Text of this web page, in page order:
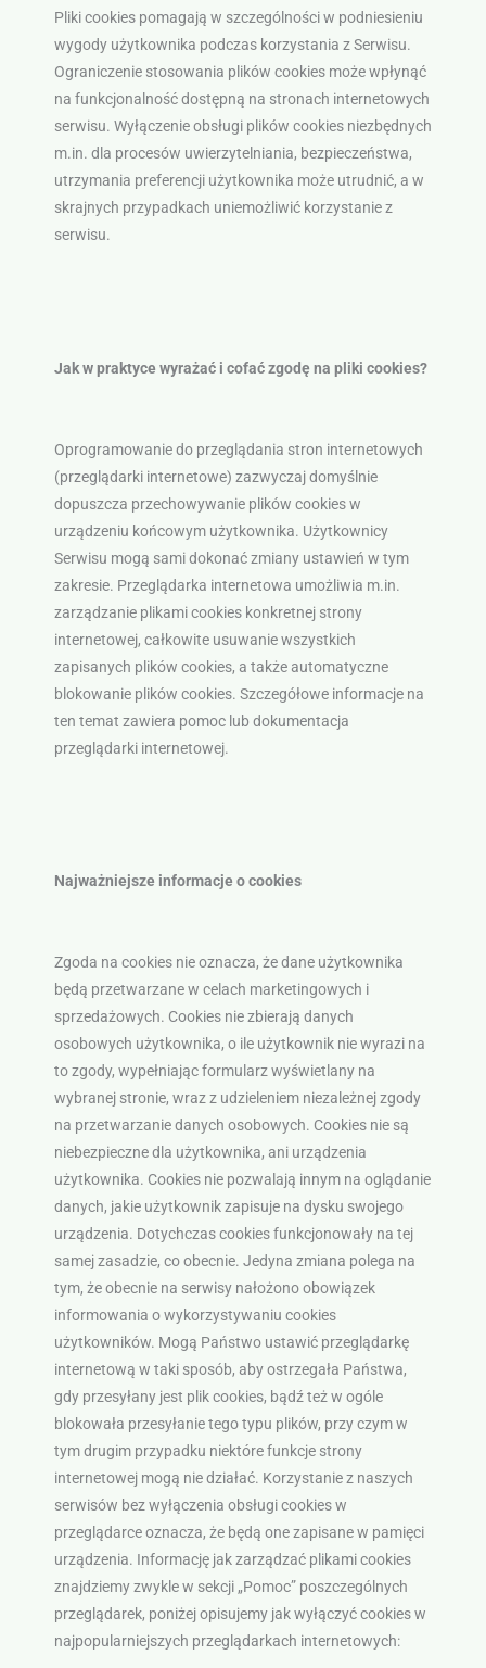
Pliki cookies pomagają w szczególności w podniesieniu
wygody użytkownika podczas korzystania z Serwisu.
Ograniczenie stosowania plików cookies może wpłynąć
na funkcjonalność dostępną na stronach internetowych
serwisu. Wyłączenie obsługi plików cookies niezbędnych
m.in. dla procesów uwierzytelniania, bezpieczeństwa,
utrzymania preferencji użytkownika może utrudnić, a w
skrajnych przypadkach uniemożliwić korzystanie z
serwisu.
Jak w praktyce wyrażać i cofać zgodę na pliki cookies?
Oprogramowanie do przeglądania stron internetowych
(przeglądarki internetowe) zazwyczaj domyślnie
dopuszcza przechowywanie plików cookies w
urządzeniu końcowym użytkownika. Użytkownicy
Serwisu mogą sami dokonać zmiany ustawień w tym
zakresie. Przeglądarka internetowa umożliwia m.in.
zarządzanie plikami cookies konkretnej strony
internetowej, całkowite usuwanie wszystkich
zapisanych plików cookies, a także automatyczne
blokowanie plików cookies. Szczegółowe informacje na
ten temat zawiera pomoc lub dokumentacja
przeglądarki internetowej.
Najważniejsze informacje o cookies
Zgoda na cookies nie oznacza, że dane użytkownika
będą przetwarzane w celach marketingowych i
sprzedażowych. Cookies nie zbierają danych
osobowych użytkownika, o ile użytkownik nie wyrazi na
to zgody, wypełniając formularz wyświetlany na
wybranej stronie, wraz z udzieleniem niezależnej zgody
na przetwarzanie danych osobowych. Cookies nie są
niebezpieczne dla użytkownika, ani urządzenia
użytkownika. Cookies nie pozwalają innym na oglądanie
danych, jakie użytkownik zapisuje na dysku swojego
urządzenia. Dotychczas cookies funkcjonowały na tej
samej zasadzie, co obecnie. Jedyna zmiana polega na
tym, że obecnie na serwisy nałożono obowiązek
informowania o wykorzystywaniu cookies
użytkowników. Mogą Państwo ustawić przeglądarkę
internetową w taki sposób, aby ostrzegała Państwa,
gdy przesyłany jest plik cookies, bądź też w ogóle
blokowała przesyłanie tego typu plików, przy czym w
tym drugim przypadku niektóre funkcje strony
internetowej mogą nie działać. Korzystanie z naszych
serwisów bez wyłączenia obsługi cookies w
przeglądarce oznacza, że będą one zapisane w pamięci
urządzenia. Informację jak zarządzać plikami cookies
znajdziemy zwykle w sekcji „Pomoc” poszczególnych
przeglądarek, poniżej opisujemy jak wyłączyć cookies w
najpopularniejszych przeglądarkach internetowych: